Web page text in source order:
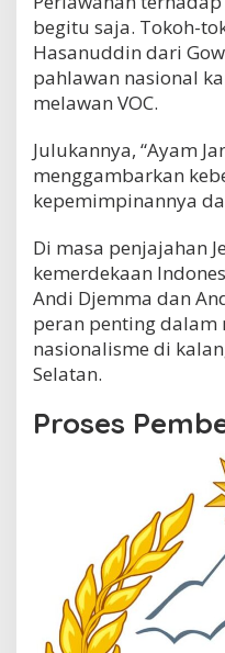
begitu saja. Tokoh-
Hasanuddin dari
pahlawan nasional
melawan VOC.
Julukannya, “Ayam
menggambarkan
kepemimpinannya
Di masa penjajahan
kemerdekaan
Andi Djemma dan
peran penting dalam
nasionalisme di
Selatan.
Proses